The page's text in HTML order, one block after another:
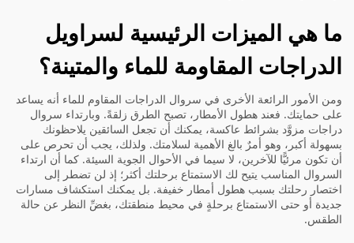
ما هي الميزات الرئيسية لسراويل
الدراجات المقاومة للماء والمتينة؟
ومن الأمور الرائعة الأخرى في سروال الدراجات المقاوم للماء أنه يساعد
على حمايتك. فعند هطول الأمطار، تصبح الطرق زلقةً. وبارتداء سروال
دراجات مزوَّد بشرائط عاكسة، يمكنك أن تجعل السائقين يلاحظونك
بسهولة أكبر، وهو أمرٌ بالغ الأهمية لسلامتك. ولذلك، يجب أن تحرص على
أن تكون مرئيًّا للآخرين، لا سيما في الأحوال الجوية السيئة. كما أن ارتداء
السروال المناسب يتيح لك الاستمتاع برحلتك أكثر؛ إذ لن تضطر إلى
اختصار رحلتك بسبب هطول أمطار خفيفة. بل يمكنك استكشاف مسارات
جديدة أو حتى الاستمتاع برحلةٍ في محيط منطقتك، بغضِّ النظر عن حالة
الطقس.